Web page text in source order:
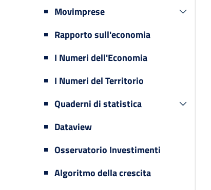
Movimprese
Rapporto sull'economia
I Numeri dell'Economia
I Numeri del Territorio
Quaderni di statistica
Dataview
Osservatorio Investimenti
Algoritmo della crescita